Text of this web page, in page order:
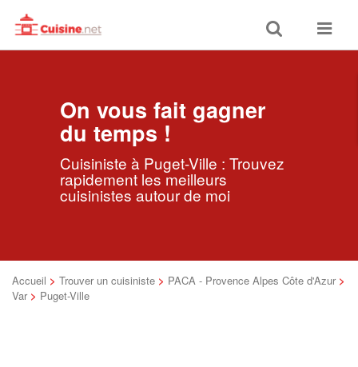
Toggle
search
Toggle
On vous fait gagner
du temps !
Cuisiniste à Puget-Ville : Trouvez
rapidement les meilleurs
cuisinistes autour de moi
Accueil > Trouver un cuisiniste > PACA - Provence Alpes Côte d'Azur >
Var > Puget-Ville